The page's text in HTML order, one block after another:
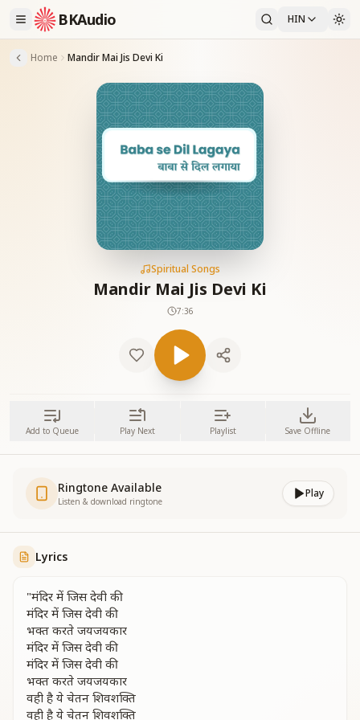
BKAudio HIN
Home Mandir Mai Jis Devi Ki
Spiritual Songs
Mandir Mai Jis Devi Ki
7:36
Add to Queue Play Next Playlist Save Offline
Ringtone Available
Listen & download ringtone
Play
Lyrics
"मंदिर में जिस देवी की
मंदिर में जिस देवी की
भक्त करते जयजयकार
मंदिर में जिस देवी की
मंदिर में जिस देवी की
भक्त करते जयजयकार
वही है ये चेतन शिवशक्ति
वही है ये चेतन शिवशक्ति